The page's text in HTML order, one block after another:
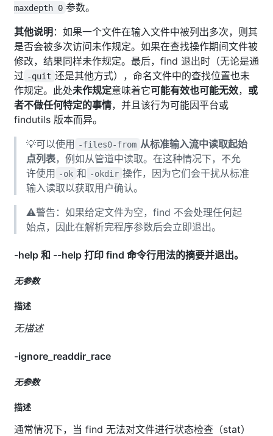
maxdepth 0 参数。
其他说明：如果一个文件在输入文件中被列出多次，则其
是否会被多次访问未作规定。如果在查找操作期间文件被
修改，结果同样未作规定。最后，find 退出时（无论是通
过 -quit 还是其他方式），命名文件中的查找位置也未
作规定。此处未作规定意味着它可能有效也可能无效， 或
者不做任何特定的事情，并且该行为可能因平台或
findutils 版本而异。
💡可以使用 -files0-from 从标准输入流中读取起始
点列表，例如从管道中读取。在这种情况下，不允
许使用 -ok 和 -okdir 操作，因为它们会干扰从标准
输入读取以获取用户确认。
⚠️警告：如果给定文件为空，find 不会处理任何起
始点，因此在解析完程序参数后会立即退出。
-help 和 --help 打印 find 命令行用法的摘要并退出。
无参数
描述
无描述
-ignore_readdir_race
无参数
描述
通常情况下，当 find 无法对文件进行状态检查（stat）